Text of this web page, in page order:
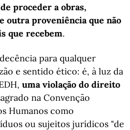
proceder a obras,
outra proveniência que não
que recebem.
para qualquer
e sentido ético: é, à luz da
uma violação do direito
na Convenção
Humanos como
ou sujeitos jurídicos "de